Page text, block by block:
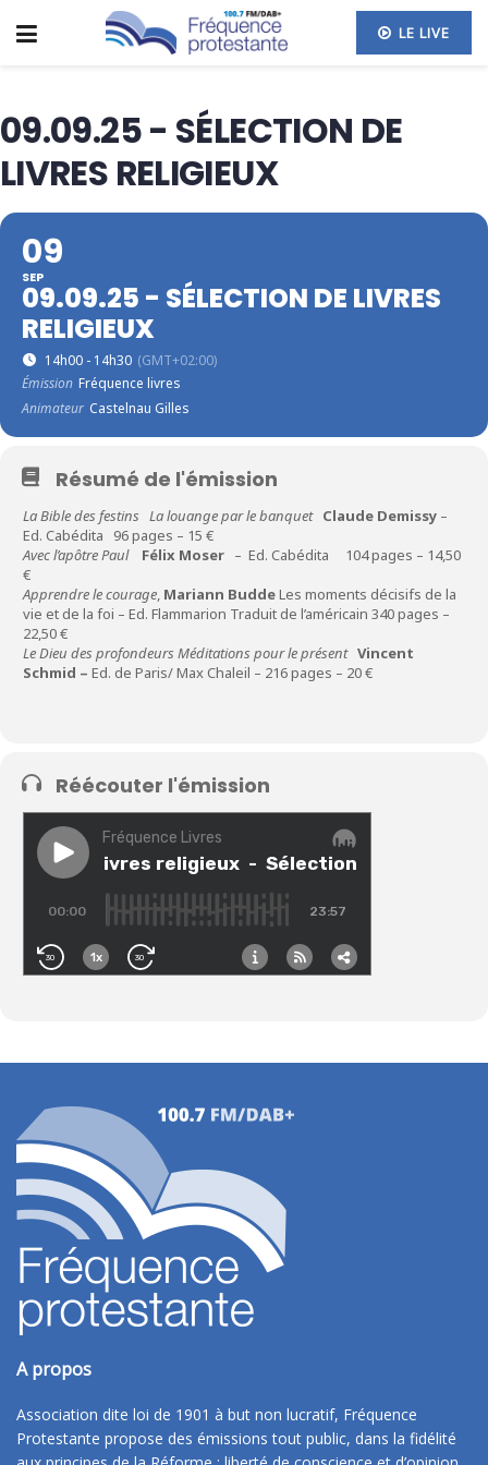
LE LIVE
09.09.25 - SÉLECTION DE
LIVRES RELIGIEUX
09
SEP
09.09.25 - SÉLECTION DE LIVRES
RELIGIEUX
14h00 - 14h30 (GMT+02:00)
Émission Fréquence livres
Animateur Castelnau Gilles
Résumé de l'émission
La Bible des festins La louange par le banquet Claude Demissy –
Ed. Cabédita
96 pages – 15 €
Avec l’apôtre Paul
Félix Moser – Ed. Cabédita 104 pages – 14,50
€
Apprendre le courage, Mariann BuddeLes moments décisifs de la
vie et de la foi – Ed. Flammarion Traduit de l’américain 340 pages –
22,50 €
Le Dieu des profondeurs Méditations pour le présent Vincent
Schmid – Ed. de Paris/ Max Chaleil – 216 pages – 20 €
Réécouter l'émission
A propos
Association dite loi de 1901 à but non lucratif, Fréquence
Protestante propose des émissions tout public, dans la fidélité